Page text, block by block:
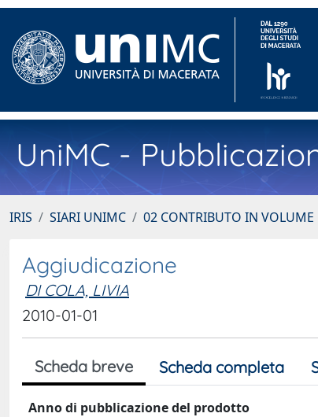
UniMC -
IRIS SIARI UNIMC 02 CONTRIBUTO IN VOLUME
Aggiudicazione
DI COLA, LIVIA
2010-01-01
Scheda breve Scheda completa
Anno di pubblicazione del prodotto